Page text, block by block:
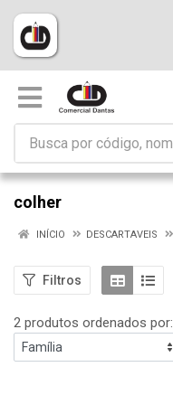
colher
INÍCIO DESCARTAVEIS
Filtros
2 produtos ordenados por: